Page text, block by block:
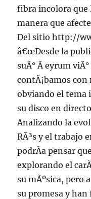
fibra incolora que
manera que
Del sitio http://
â€œDesde la
suÃ° Ã­ eyrum
contÃ¡bamos con
obviando el
su disco en
Analizando la
RÃ³s y el trabajo
podrÃ­a pensar
explorando el
su mÃºsica, pero
su promesa y han